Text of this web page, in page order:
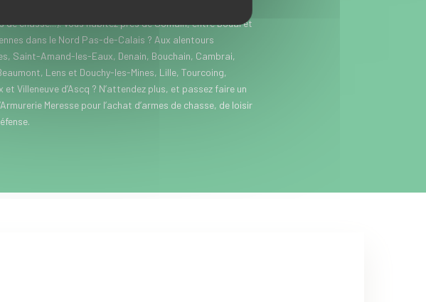
de chasse...). Vous habitez près de Somain, entre Douai et
dans le Nord Pas-de-Calais ? Aux alentours
Saint-Amand-les-Eaux, Denain, Bouchain, Cambrai,
Lens et Douchy-les-Mines, Lille, Tourcoing,
et Villeneuve d’Ascq ? N’attendez plus, et passez faire un
Meresse pour l’achat d’armes de chasse, de loisir